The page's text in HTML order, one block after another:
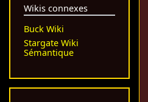
Wikis connexes
Buck Wiki
Stargate Wiki
Sémantique